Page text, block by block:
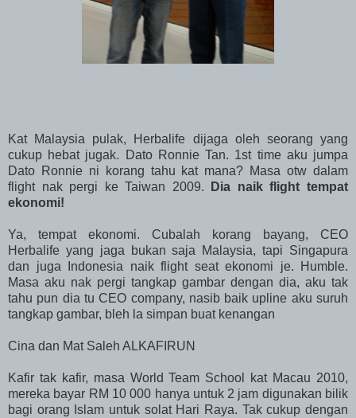
Kat Malaysia pulak, Herbalife dijaga oleh seorang yang
cukup hebat jugak. Dato Ronnie Tan. 1st time aku jumpa
Dato Ronnie ni korang tahu kat mana? Masa otw dalam
flight nak pergi ke Taiwan 2009.
Dia naik flight tempat
ekonomi!
Ya, tempat ekonomi. Cubalah korang bayang, CEO
Herbalife yang jaga bukan saja Malaysia, tapi Singapura
dan juga Indonesia naik flight seat ekonomi je. Humble.
Masa aku nak pergi tangkap gambar dengan dia, aku tak
tahu pun dia tu CEO company, nasib baik upline aku suruh
tangkap gambar, bleh la simpan buat kenangan
Cina dan Mat Saleh ALKAFIRUN
Kafir tak kafir, masa World Team School kat Macau 2010,
mereka bayar RM 10 000 hanya untuk 2 jam digunakan bilik
bagi orang Islam untuk solat Hari Raya. Tak cukup dengan